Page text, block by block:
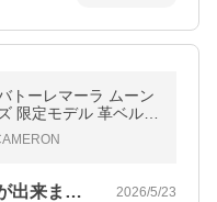
トーレマーラ ムーン
限定モデル 革ベルト
超PayPay祭
自分へのご褒美に良い買い物が出来ました 2026/5/23